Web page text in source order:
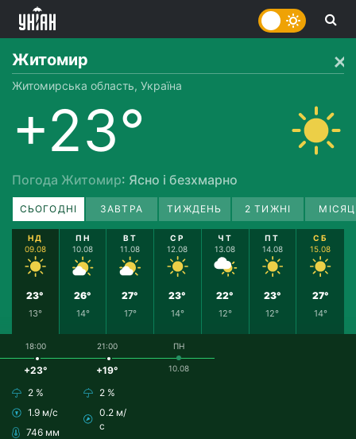
Житомир
Житомирська область, Україна
+23°
Погода Житомир: Ясно і безхмарно
СЬОГОДНІ ЗАВТРА ТИЖДЕНЬ 2 ТИЖНІ
НД
09.08
23°
13°
ПН
10.08
26°
14°
ВТ
11.08
27°
17°
СР
12.08
23°
14°
ЧТ
13.08
22°
12°
ПТ
14.08
23°
12°
СБ
15.08
27°
14°
18:00
+23°
2 %
1.9 м/с
746 мм
21:00
+19°
2 %
0.2 м/
с
ПН
10.08